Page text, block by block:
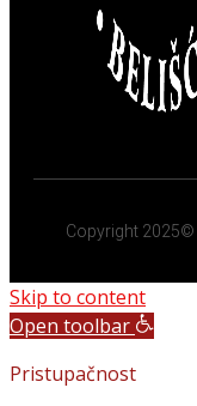
Copyright 2025©
Skip to content
Open toolbar
Pristupačnost